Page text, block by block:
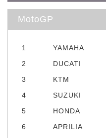
MotoGP
1 YAMAHA
2
DUCATI
3
KTM
4
SUZUKI
5
HONDA
6
APRILIA